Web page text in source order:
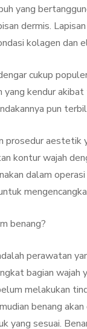
yang
dermis.
kolagen dan
cukup
kendur
pun
prosedur aestetik
kontur wajah
dalam
benang?
perawatan
bagian wajah
melakukan
benang
yang sesuai.